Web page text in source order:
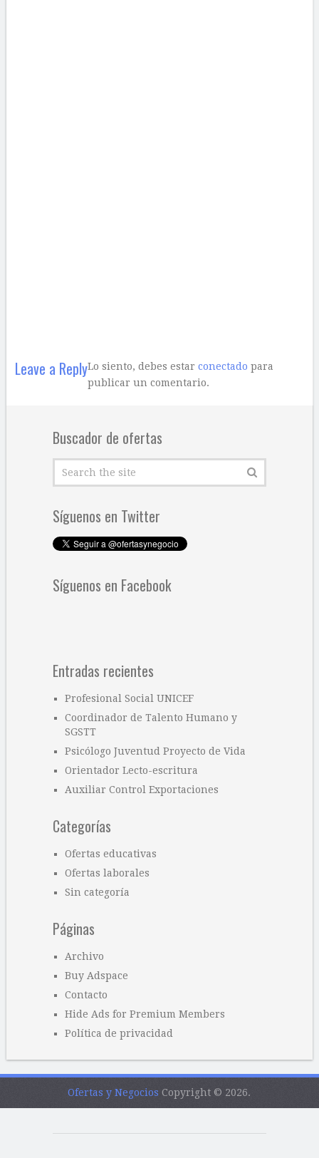
Leave a ReplyLo siento, debes estar conectado para
publicar un comentario.
Buscador de ofertas
Síguenos en Twitter
Síguenos en Facebook
Entradas recientes
Profesional Social UNICEF
Coordinador de Talento Humano y
SGSTT
Psicólogo Juventud Proyecto de Vida
Orientador Lecto-escritura
Auxiliar Control Exportaciones
Categorías
Ofertas educativas
Ofertas laborales
Sin categoría
Páginas
Archivo
Buy Adspace
Contacto
Hide Ads for Premium Members
Política de privacidad
Ofertas y Negocios Copyright © 2026.